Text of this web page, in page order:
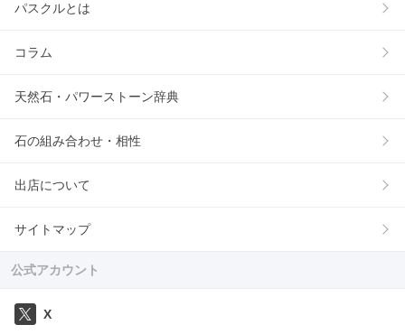
パスクルとは
コラム
天然石・パワーストーン辞典
石の組み合わせ・相性
出店について
サイトマップ
公式アカウント
X